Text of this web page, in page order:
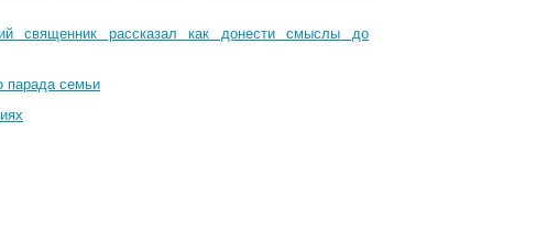
священник рассказал как донести смыслы до
парада семьи